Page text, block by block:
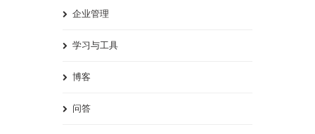
企业管理
学习与工具
博客
问答